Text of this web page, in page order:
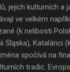
jejich kulturních a
ve velkém
(k nelibosti
Śląska), Katalánci
spočívá na
tradic.